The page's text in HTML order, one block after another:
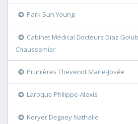
Park Sun Young
Cabinet Médical Docteurs Diaz
Chaussemier
Prunières Thevenot Marie-Josée
Laroque Philippe-Alexis
Keryer Degaey Nathalie